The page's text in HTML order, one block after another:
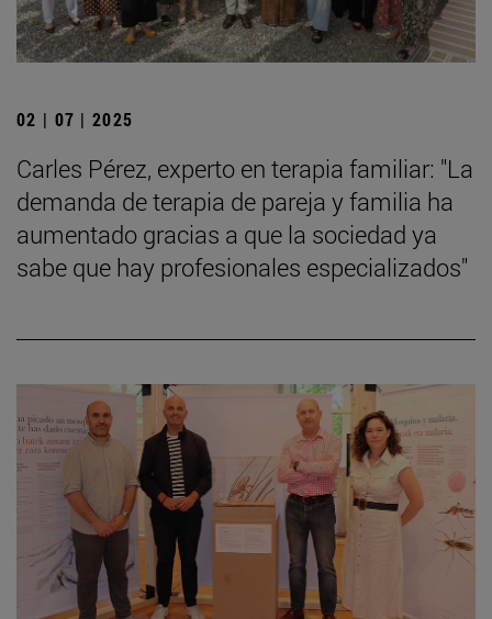
02 | 07 | 2025
Carles Pérez, experto en terapia familiar: "La
demanda de terapia de pareja y familia ha
aumentado gracias a que la sociedad ya
sabe que hay profesionales especializados"